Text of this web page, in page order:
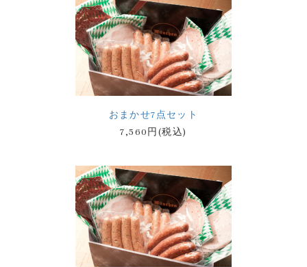
おまかせ7点セット
7,560円(税込)